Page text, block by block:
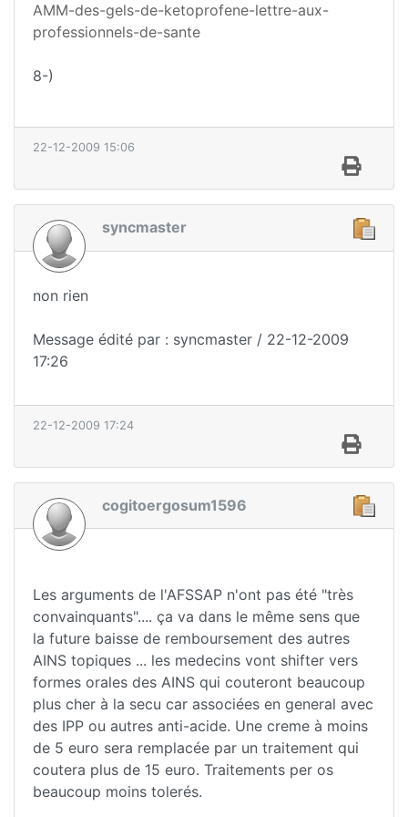
AMM-des-gels-de-ketoprofene-lettre-aux-
professionnels-de-sante
8-)
22-12-2009 15:06
syncmaster
non rien
Message édité par : syncmaster / 22-12-2009
17:26
22-12-2009 17:24
cogitoergosum1596
Les arguments de l'AFSSAP n'ont pas été "très
convainquants".... ça va dans le même sens que
la future baisse de remboursement des autres
AINS topiques ... les medecins vont shifter vers
formes orales des AINS qui couteront beaucoup
plus cher à la secu car associées en general avec
des IPP ou autres anti-acide. Une creme à moins
de 5 euro sera remplacée par un traitement qui
coutera plus de 15 euro. Traitements per os
beaucoup moins tolerés.